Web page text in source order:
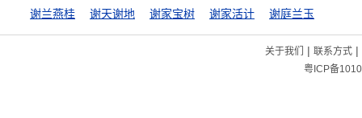
谢兰燕桂 谢天谢地 谢家宝树 谢家活计 谢庭兰玉
关于我们 | 联系方式|
粤ICP备